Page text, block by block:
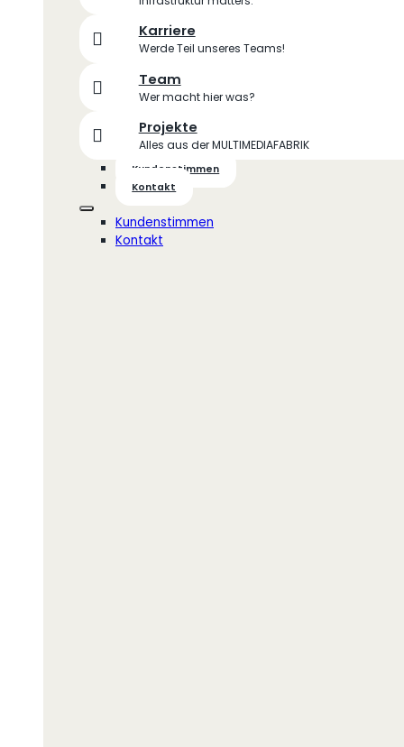
Karriere
Werde Teil unseres Teams!
Team
Wer macht hier was?
Projekte
Alles aus der MULTIMEDIAFABRIK
Kundenstimmen
Kontakt
Kundenstimmen
Kontakt